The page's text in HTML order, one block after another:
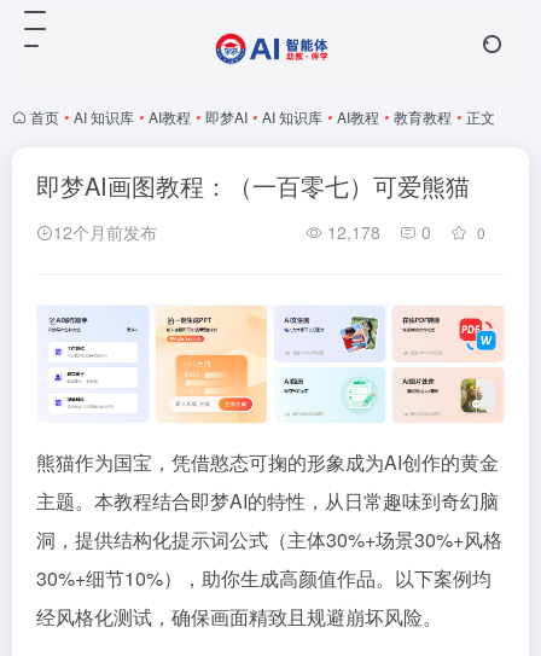
首页 • AI 知识库 • AI教程 • 即梦AI • AI 知识库 • AI教程 • 教育教程 • 正文
即梦AI画图教程：（一百零七）可爱熊猫
12个月前发布 12,178 0 0
熊猫作为国宝，凭借憨态可掬的形象成为AI创作的黄金
主题。本教程结合即梦AI的特性，从日常趣味到奇幻脑
洞，提供结构化提示词公式（主体30%+场景30%+风格
30%+细节10%），助你生成高颜值作品。以下案例均
经风格化测试，确保画面精致且规避崩坏风险。